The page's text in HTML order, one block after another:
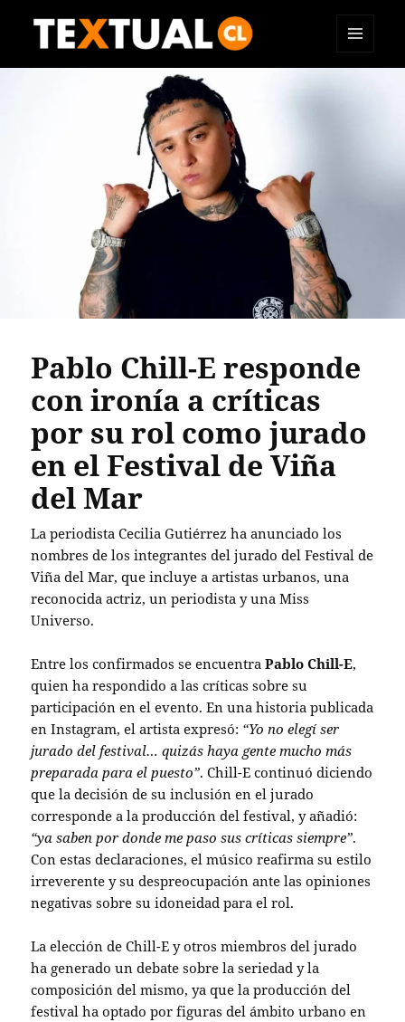
Pablo Chill-E responde
con ironía a críticas
por su rol como jurado
en el Festival de Viña
del Mar
La periodista Cecilia Gutiérrez ha anunciado los
nombres de los integrantes del jurado del Festival de
Viña del Mar, que incluye a artistas urbanos, una
reconocida actriz, un periodista y una Miss
Universo.
Entre los confirmados se encuentraPablo Chill-E,
quien ha respondido a las críticas sobre su
participación en el evento. En una historia publicada
en Instagram, el artista expresó: “Yo no elegí ser
jurado del festival… quizás haya gente mucho más
preparada para el puesto”. Chill-E continuó diciendo
que la decisión de su inclusión en el jurado
corresponde a la producción del festival, y añadió:
“ya saben por donde me paso sus críticas siempre”.
Con estas declaraciones, el músico reafirma su estilo
irreverente y su despreocupación ante las opiniones
negativas sobre su idoneidad para el rol.
La elección de Chill-E y otros miembros del jurado
ha generado un debate sobre la seriedad y la
composición del mismo, ya que la producción del
festival ha optado por figuras del ámbito urbano en